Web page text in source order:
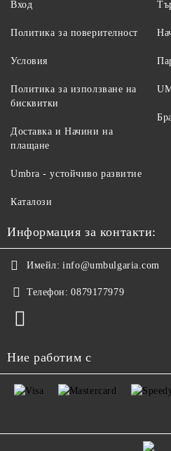
Вход
Политика за поверителност
Условия
Политика за използване на
бисквитки
Доставка и Начини на
плащане
Umbra - устойчиво развитие
Каталози
Информация за контакти:
Имейл: info@umbulgaria.com
Телефон: 0879177979
Ние работим с